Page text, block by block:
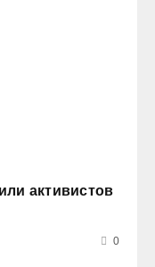
активистов
0